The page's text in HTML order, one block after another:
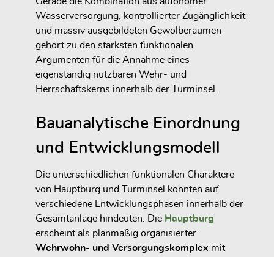
Wasserversorgung, kontrollierter Zugänglichkeit
und massiv ausgebildeten Gewölberäumen
gehört zu den stärksten funktionalen
Argumenten für die Annahme eines
eigenständig nutzbaren Wehr- und
Herrschaftskerns innerhalb der Turminsel.
Bauanalytische Einordnung
und Entwicklungsmodell
Die unterschiedlichen funktionalen Charaktere
von Hauptburg und Turminsel könnten auf
verschiedene Entwicklungsphasen innerhalb der
Gesamtanlage hindeuten. Die Hauptburg
erscheint als planmäßig organisierter
Wehrwohn- und Versorgungskomplex mit